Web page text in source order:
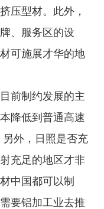
压型材。此外，
、服务区的设
可施展才华的地
前制约发展的主
降低到普通高速
外，日照是否充
充足的地区才非
中国都可以制
要铝加工业去推